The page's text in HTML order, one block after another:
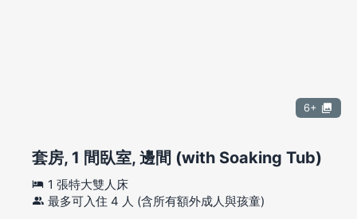
6+
套房, 1 間臥室, 邊間 (with Soaking Tub)
1 張特大雙人床
最多可入住 4 人 (含所有額外成人與孩童)